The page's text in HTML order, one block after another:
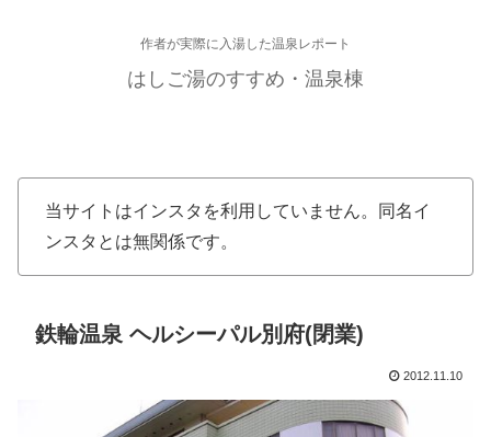
作者が実際に入湯した温泉レポート
はしご湯のすすめ・温泉棟
当サイトはインスタを利用していません。同名イ
ンスタとは無関係です。
鉄輪温泉 ヘルシーパル別府(閉業)
2012.11.10